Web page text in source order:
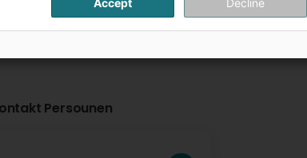
Persounen
Accept Decline